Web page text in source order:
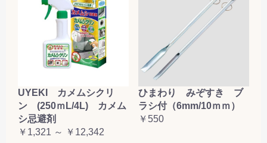
UYEKI カメムシクリ
ン (250ｍL/4L) カメム
シ忌避剤
￥1,321 ～ ￥12,342
ひまわり みぞすき ブ
ラシ付（6mm/10ｍｍ）
￥550